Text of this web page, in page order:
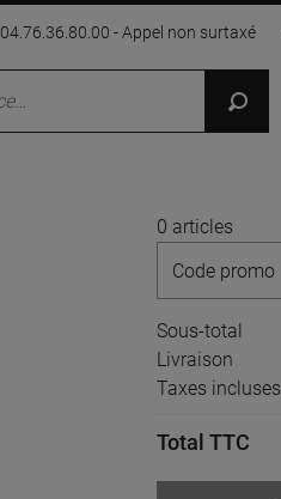
04.76.36.80.00 - Appel non surtaxé
0 articles
Sous-total
Livraison
Taxes incluses
Total TTC